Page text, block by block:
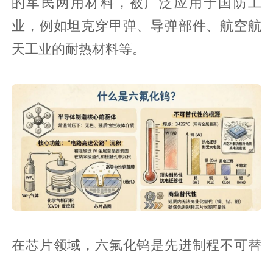
的军民两用材料，被广泛应用于国防工
业，例如坦克穿甲弹、导弹部件、航空航
天工业的耐热材料等。
在芯片领域，六氟化钨是先进制程不可替